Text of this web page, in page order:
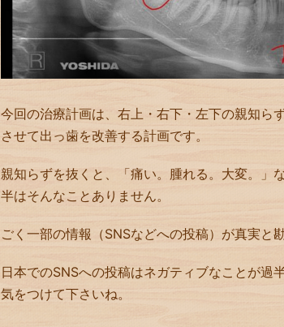
今回の治療計画は、右上・右下・左下の親知ら
させて出っ歯を改善する計画です。
親知らずを抜くと、「痛い。腫れる。大変。」
半はそんなことありません。
ごく一部の情報（SNSなどへの投稿）が真実と
日本でのSNSへの投稿はネガティブなことが過
気をつけて下さいね。